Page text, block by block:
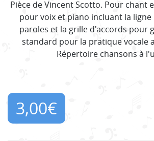
Pièce de Vincent Scotto. Pour chant
pour voix et piano incluant la ligne
paroles et la grille d'accords pour
standard pour la pratique vocale
Répertoire chansons à
3,00€